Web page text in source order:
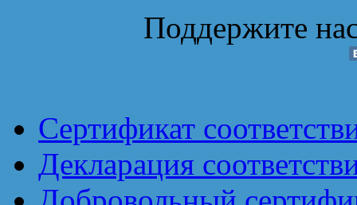
Поддержите
Сертификат
Декларация